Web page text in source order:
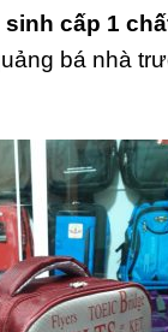
cấp 1
bá nhà